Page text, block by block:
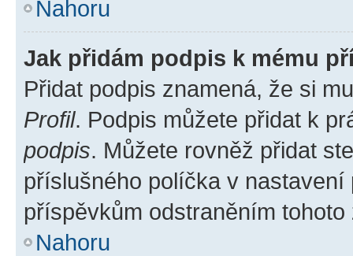
Nahoru
Jak přidám podpis k mému
Přidat podpis znamená, že si
Profil. Podpis můžete přidat k
podpis. Můžete rovněž přidat
příslušného políčka v
příspěvkům odstraněním
Nahoru